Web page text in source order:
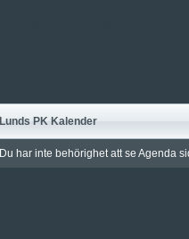
Lunds PK Kalender
Du har inte behörighet att se Agenda